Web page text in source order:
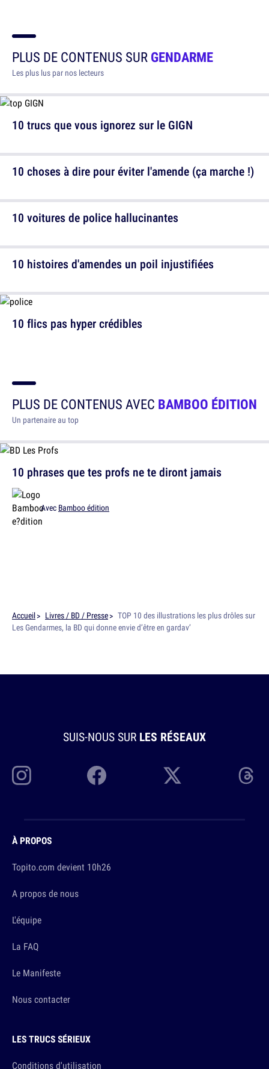
PLUS DE CONTENUS SURGENDARME
Les plus lus par nos lecteurs
10 trucs que vous ignorez sur le GIGN
10 voitures de police hallucinantes
10 flics pas hyper crédibles
10 choses à dire pour éviter l'amende (ça marche !)
10 histoires d'amendes un poil injustifiées
PLUS DE CONTENUS AVEC BAMBOO ÉDITION
Un partenaire au top
10 phrases que tes profs ne te diront jamais
Avec Bamboo édition
Accueil Livres / BD / Presse
TOP 10 des illustrations les plus drôles sur
Les Gendarmes, la BD qui donne envie d’être en gardav’
SUIS-NOUS SUR LES RÉSEAUX
À PROPOS
Topito.com devient 10h26
A propos de nous
L'équipe
La FAQ
Le Manifeste
Nous contacter
LES TRUCS SÉRIEUX
Conditions d'utilisation